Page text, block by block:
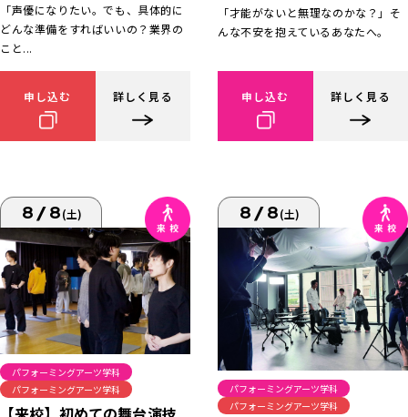
「声優になりたい。でも、具体的に
どんな準備をすればいいの？業界の
こと...
申し込む 詳しく見る
「才能がないと無理なのかな？」そ
んな不安を抱えているあなたへ。
申し込む 詳しく見る
8/8(土)
パフォーミングアーツ学科
パフォーミングアーツ学科
8/8(土)
パフォーミングアーツ学科
パフォーミングアーツ学科